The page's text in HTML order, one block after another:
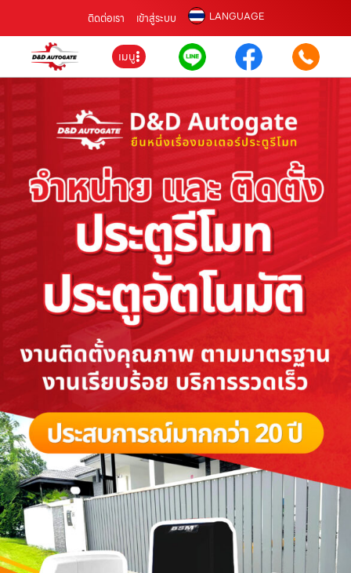
ติดต่อเรา เข้าสู่ระบบ LANGUAGE
เมนู